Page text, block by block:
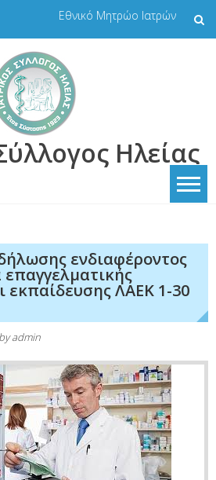
Εθνικό Μητρώο Ιατρών
Ηλείας
ενδιαφέροντος
εκπαίδευσης ΛΑΕΚ 1-30
admin